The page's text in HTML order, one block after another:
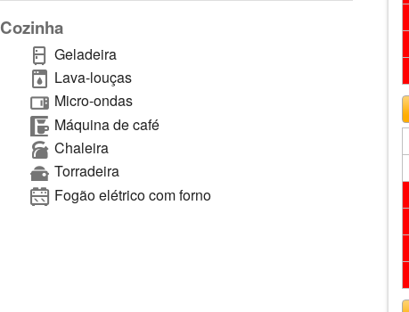
Cozinha
Geladeira
Lava-louças
Micro-ondas
Máquina de café
Chaleira
Torradeira
Fogão elétrico com forno